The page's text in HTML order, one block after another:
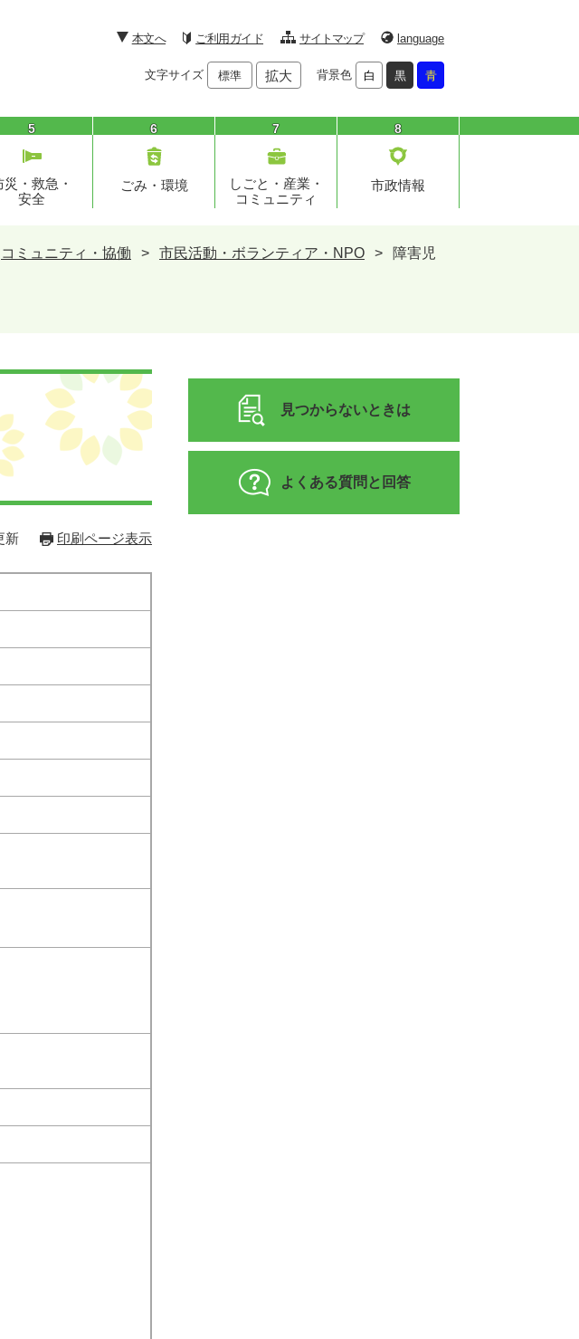
本文へ ご利用ガイド サイトマップ language
文字サイズ 標準 拡大 背景色 白 黒 青
5
災・救急・
安全
6
ごみ・環境
7
しごと・産業・
コミュニティ
8
市政情報
コミュニティ・協働 > 市民活動・ボランティア・NPO >
障害児
新 印刷ページ表示
見つからないときは
よくある質問と回答